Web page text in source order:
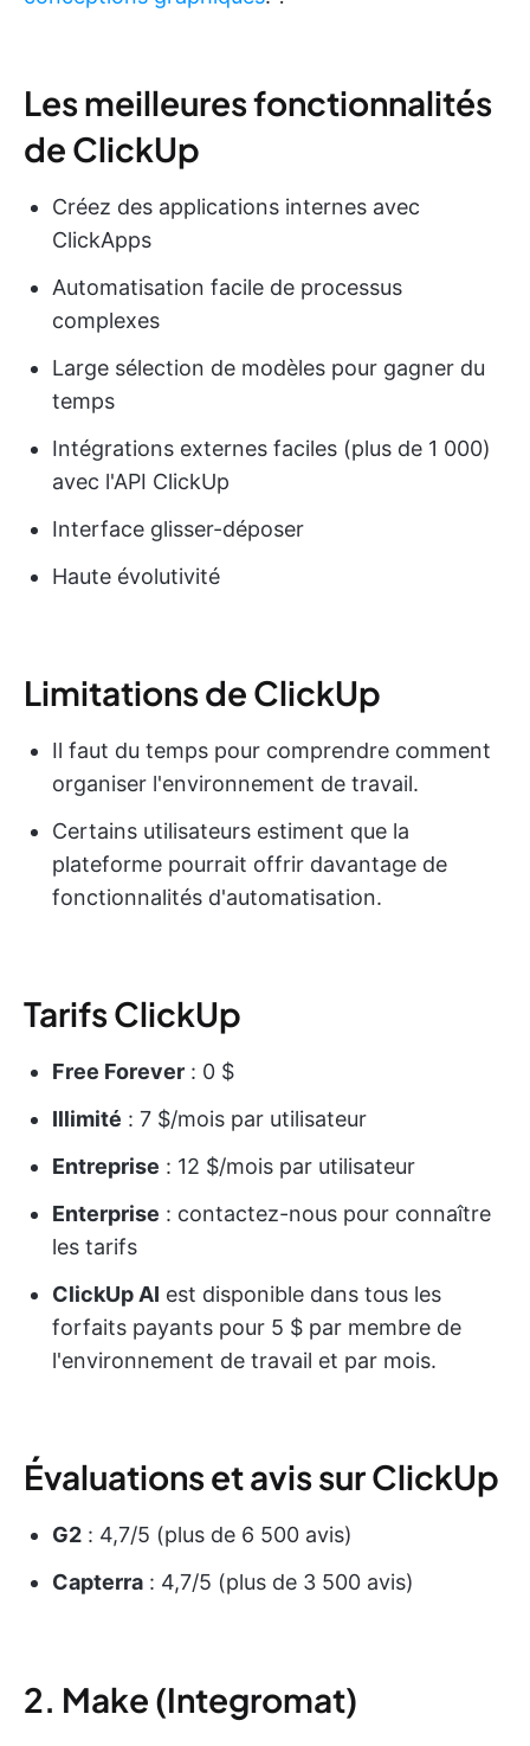
Les meilleures fonctionnalités
de ClickUp
Créez des applications internes avec
ClickApps
Automatisation facile de processus
complexes
Large sélection de modèles pour gagner du
temps
Intégrations externes faciles (plus de 1 000)
avec l'API ClickUp
Interface glisser-déposer
Haute évolutivité
Limitations de ClickUp
Il faut du temps pour comprendre comment
organiser l'environnement de travail.
Certains utilisateurs estiment que la
plateforme pourrait offrir davantage de
fonctionnalités d'automatisation.
Tarifs ClickUp
Free Forever : 0 $
Illimité : 7 $/mois par utilisateur
Entreprise : 12 $/mois par utilisateur
Enterprise : contactez-nous pour connaître
les tarifs
ClickUp AI est disponible dans tous les
forfaits payants pour 5 $ par membre de
l'environnement de travail et par mois.
Évaluations et avis sur ClickUp
G2 : 4,7/5 (plus de 6 500 avis)
Capterra : 4,7/5 (plus de 3 500 avis)
2. Make (Integromat)